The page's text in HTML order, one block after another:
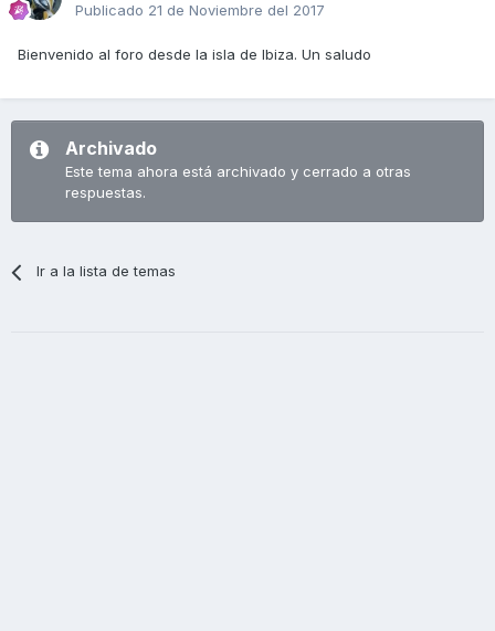
Publicado 21 de Noviembre del 2017
Bienvenido al foro desde la isla de Ibiza. Un saludo
Archivado
Este tema ahora está archivado y cerrado a otras
respuestas.
Ir a la lista de temas